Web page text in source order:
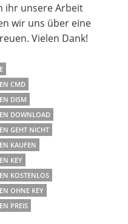
ihr unsere Arbeit
wir uns über eine
Vielen Dank!
CMD
DISM
DOWNLOAD
GEHT NICHT
KAUFEN
KEY
KOSTENLOS
OHNE KEY
PREIS